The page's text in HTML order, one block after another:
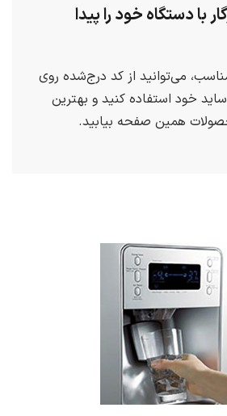
با دستگاه خود را پیدا
می‌توانید از کد درج‌شده روی
خود استفاده کنید و بهترین
همین صفحه بیابید.